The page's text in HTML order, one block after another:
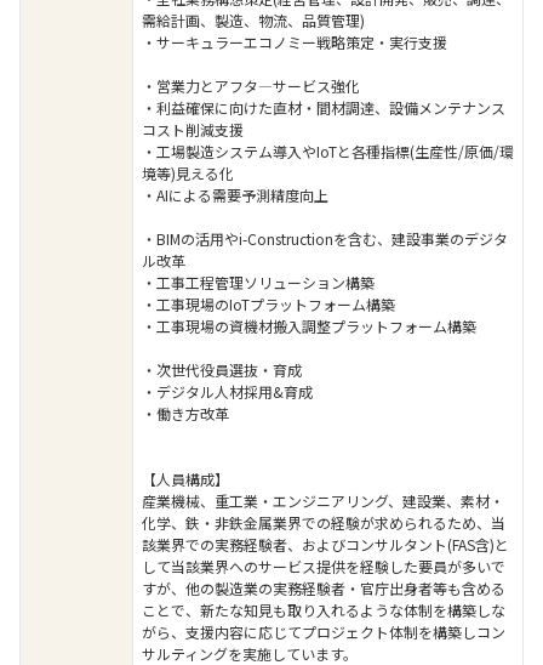
需給計画、製造、物流、品質管理)
・サーキュラーエコノミー戦略策定・実行支援
・営業力とアフタ―サービス強化
・利益確保に向けた直材・間材調達、設備メンテナンス
コスト削減支援
・工場製造システム導入やIoTと各種指標(生産性/原価/環
境等)見える化
・AIによる需要予測精度向上
・BIMの活用やi-Constructionを含む、建設事業のデジタ
ル改革
・工事工程管理ソリューション構築
・工事現場のIoTプラットフォーム構築
・工事現場の資機材搬入調整プラットフォーム構築
・次世代役員選抜・育成
・デジタル人材採用&育成
・働き方改革
【人員構成】
産業機械、重工業・エンジニアリング、建設業、素材・
化学、鉄・非鉄金属業界での経験が求められるため、当
該業界での実務経験者、およびコンサルタント(FAS含)と
して当該業界へのサービス提供を経験した要員が多いで
すが、他の製造業の実務経験者・官庁出身者等も含める
ことで、新たな知見も取り入れるような体制を構築しな
がら、支援内容に応じてプロジェクト体制を構築しコン
サルティングを実施しています。